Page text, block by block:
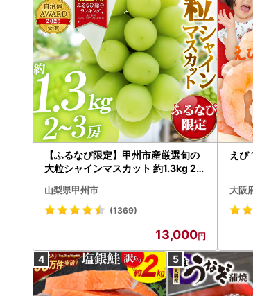
【ふるなび限定】甲州市産厳選旬の
大粒シャインマスカット 約1.3kg 2
472 FN-Limited-VO シャインマス
カット フルーツ
山梨県甲州市
(1369)
13,000
えび
大阪